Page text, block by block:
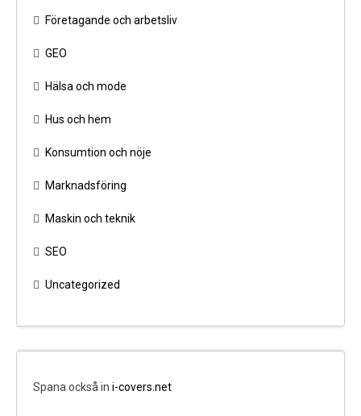
Företagande och arbetsliv
GEO
Hälsa och mode
Hus och hem
Konsumtion och nöje
Marknadsföring
Maskin och teknik
SEO
Uncategorized
Spana också in i-covers.net